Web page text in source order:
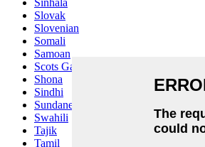
Sinhala
Slovak
Slovenian
Somali
Samoan
Scots Gaelic
Shona
Sindhi
Sundanese
Swahili
Tajik
Tamil